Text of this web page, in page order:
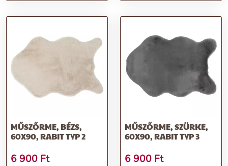
MŰSZŐRME, BÉZS,
60X90, RABIT TYP 2
6 900 Ft
MŰSZŐRME, SZÜRKE,
60X90, RABIT TYP 3
6 900 Ft